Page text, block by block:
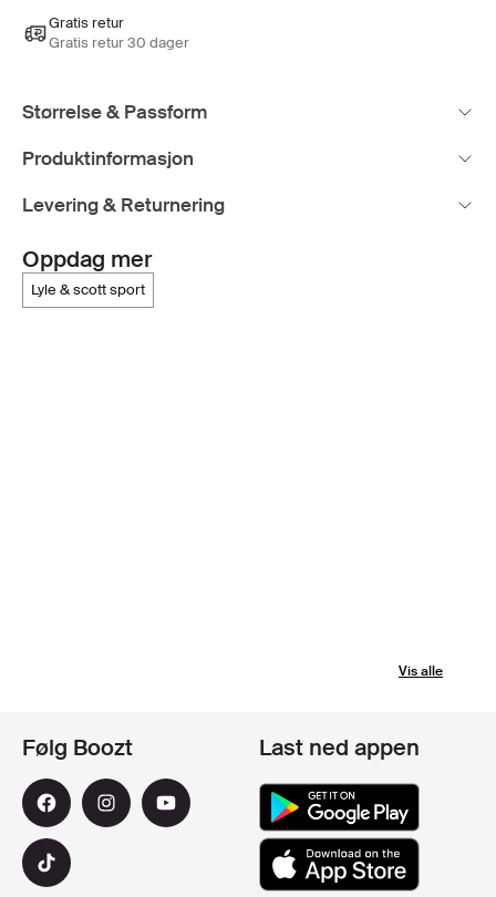
Gratis retur
Gratis retur 30 dager
Størrelse & Passform
Produktinformasjon
Levering & Returnering
Oppdag mer
lyle & scott sport
Vis alle
Følg Boozt Last ned appen